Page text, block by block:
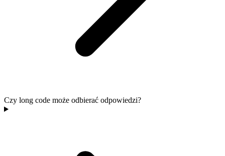
Czy long code może odbierać odpowiedzi?